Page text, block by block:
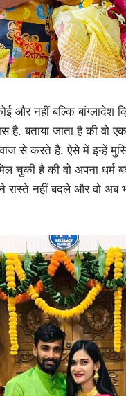
और नहीं बल्कि बांग्लादेश
है. बताया जाता है की वो एक
से करते है. ऐसे में इन्हें
चुकी है की वो अपना धर्म
नहीं बदले और वो अब